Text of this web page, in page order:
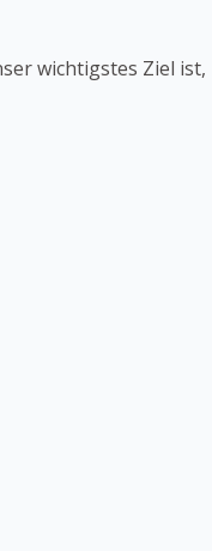
wichtigstes Ziel ist,